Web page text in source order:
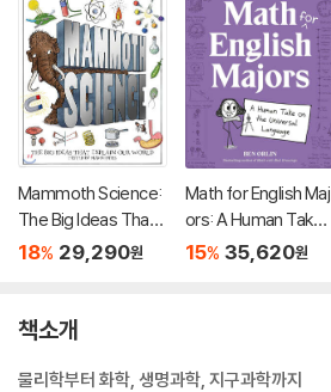
Mammoth Science:
The Big Ideas That E
xplain Our World
18% 29,290원
Math for English Maj
ors: A Human Take
on the Universal Lan
15% 35,620원
책소개
물리학부터 화학, 생명과학, 지구과학까지